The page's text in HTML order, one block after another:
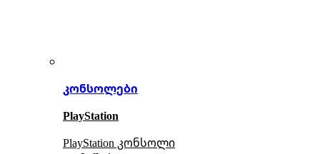
კონსოლები
PlayStation
PlayStation კონსოლი